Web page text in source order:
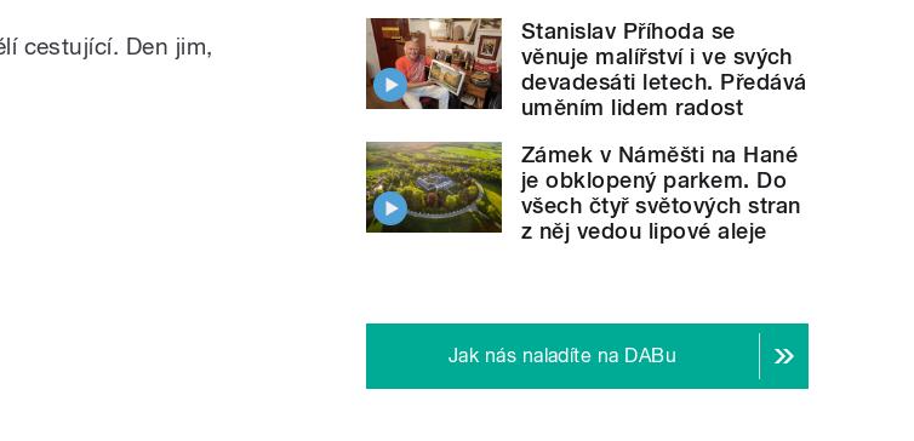
cestující. Den jim,
Stanislav Příhoda se
věnuje malířství i ve svých
devadesáti letech. Předává
uměním lidem radost
Zámek v Náměšti na Hané
je obklopený parkem. Do
všech čtyř světových stran
z něj vedou lipové aleje
Jak nás naladíte na DABu